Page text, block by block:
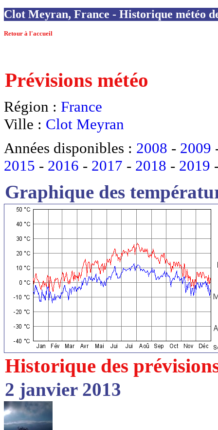
Clot Meyran, France - Historique météo
Retour à l'accueil
Prévisions météo
Région : France
Ville : Clot Meyran
Années disponibles : 2008 - 2009
2015 - 2016 - 2017 - 2018 - 2019
Graphique des
Historique des
2 janvier 2013